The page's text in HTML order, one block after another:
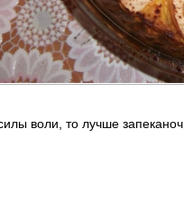
воли, то лучше запеканоч